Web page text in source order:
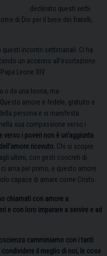
declinato questi verbi
di Dio per il bene dei fratelli,
incontri settimanali. Ci ha
un accenno all’esortazione
Leone XIV.
o da una teoria, ma
amore è fedele, gratuito e
persona e si manifesta
sua compassione verso i
verso i poveri non è un’aggiunta
ricevuto. Chi si scopre
ultimi, con gesti concreti di
ama per primo, e questo amore
capace di amare come Cristo.
chiamati con amore a
e con loro imparare a servire e ad
camminiamo con i tanti
il meglio di noi, le cose